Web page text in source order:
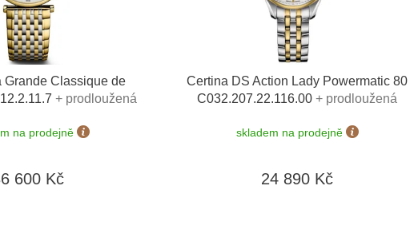
Grande Classique de
+ prodloužená
baterie zdarma
na prodejně
600 Kč
Certina DS Action Lady Powermatic 80
C032.207.22.116.00+ prodloužená
skladem na prodejně
24 890 Kč